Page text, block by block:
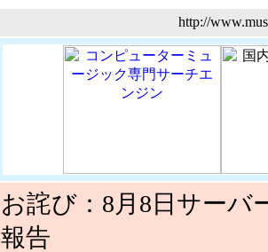
http://
お詫び：8月8日サーバ
報告